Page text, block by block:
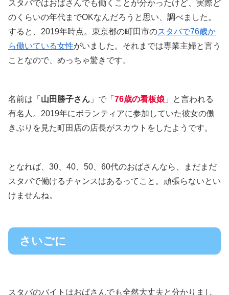
スタバではおばさんでも働くことが分かったけど、実際ど
のくらいの年代までOKなんだろうと思い、調べました。
すると、2019年時点。東京都の町田市のスタバで76歳か
ら働いている女性がいました。それまでは専業主婦と言う
ことなので、めっちゃ驚きです。
名前は「 山田勝子さん 」で「 76歳の看板娘 」と言われる
有名人。2019年にボランティアに参加していた彼女の働
きぶりを見た町田店の店長がスカウトをしたようです。
となれば、30、40、50、60代のおばさんなら、まだまだ
スタバで働けるチャンスはあるってこと。頑張らないとい
けませんね。
さいごに
スタバのバイトはおばさんでも全然大丈夫と分かりまし